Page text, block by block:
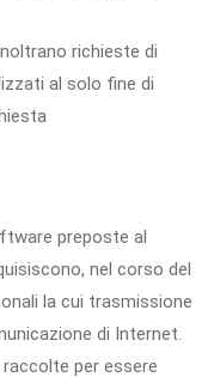
richieste di
al solo fine di
preposte al
nel corso del
la cui trasmissione
di Internet.
per essere